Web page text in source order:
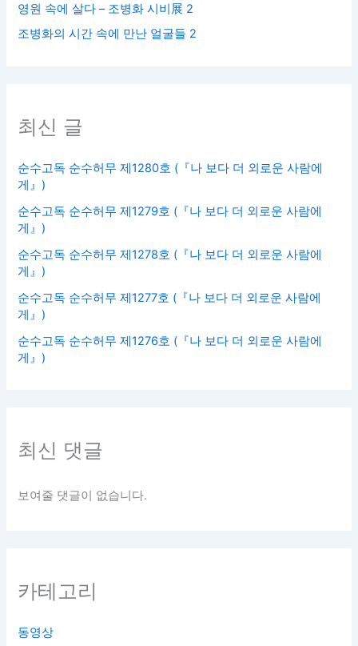
영원 속에 살다 – 조병화 시비展 2
조병화의 시간 속에 만난 얼굴들 2
최신 글
순수고독 순수허무 제1280호 (『나 보다 더 외로운 사람에
게』)
순수고독 순수허무 제1279호 (『나 보다 더 외로운 사람에
게』)
순수고독 순수허무 제1278호 (『나 보다 더 외로운 사람에
게』)
순수고독 순수허무 제1277호 (『나 보다 더 외로운 사람에
게』)
순수고독 순수허무 제1276호 (『나 보다 더 외로운 사람에
게』)
최신 댓글
보여줄 댓글이 없습니다.
카테고리
동영상